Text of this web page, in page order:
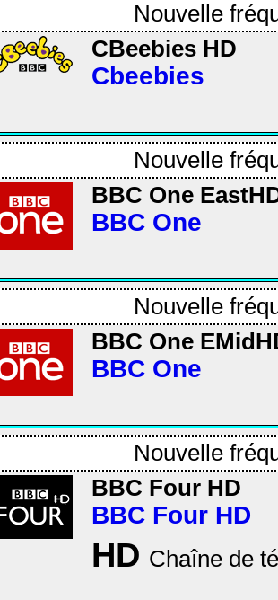
Nouvelle
CBeebies HD
Cbeebies
Nouvelle
BBC One
BBC One
Nouvelle
BBC One
BBC One
Nouvelle
BBC Four HD
BBC Four HD
HD Chaîne de